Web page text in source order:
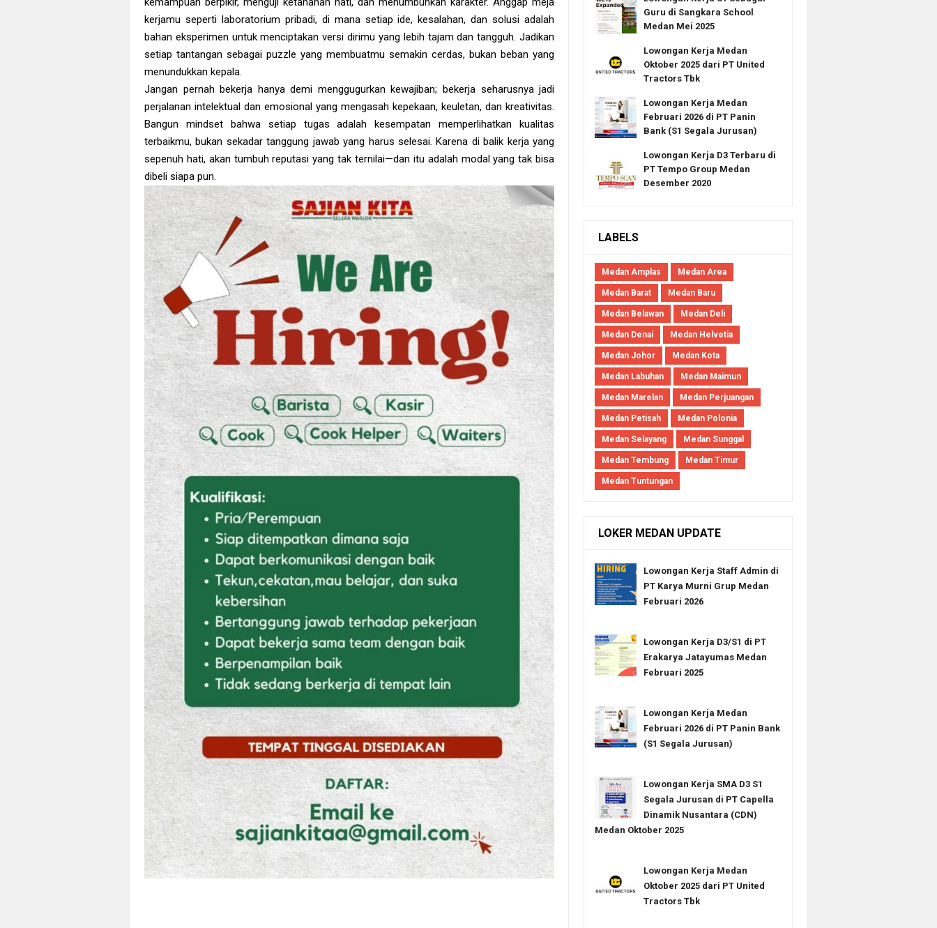
kerjamu seperti laboratorium pribadi, di mana setiap ide, kesalahan, dan solusi adalah
bahan eksperimen untuk menciptakan versi dirimu yang lebih tajam dan tangguh. Jadikan
setiap tantangan sebagai puzzle yang membuatmu semakin cerdas, bukan beban yang
menundukkan kepala.
Jangan pernah bekerja hanya demi menggugurkan kewajiban; bekerja seharusnya jadi
perjalanan intelektual dan emosional yang mengasah kepekaan, keuletan, dan kreativitas.
Bangun mindset bahwa setiap tugas adalah kesempatan memperlihatkan kualitas
terbaikmu, bukan sekadar tanggung jawab yang harus selesai. Karena di balik kerja yang
sepenuh hati, akan tumbuh reputasi yang tak ternilai—dan itu adalah modal yang tak bisa
dibeli siapa pun.
Guru di Sangkara School
Medan Mei 2025
Lowongan Kerja Medan
Oktober 2025 dari PT United
Tractors Tbk
Lowongan Kerja Medan
Februari 2026 di PT Panin
Bank (S1 Segala Jurusan)
Lowongan Kerja D3 Terbaru di
PT Tempo Group Medan
Desember 2020
LABELS
Medan Amplas Medan Area
Medan Barat Medan Baru
Medan Belawan Medan Deli
Medan Denai Medan Helvetia
Medan Johor Medan Kota
Medan Labuhan Medan Maimun
Medan Marelan Medan Perjuangan
Medan Petisah Medan Polonia
Medan Selayang Medan Sunggal
Medan Tembung Medan Timur
Medan Tuntungan
LOKER MEDAN UPDATE
Lowongan Kerja Staff Admin di
PT Karya Murni Grup Medan
Februari 2026
Lowongan Kerja D3/S1 di PT
Erakarya Jatayumas Medan
Februari 2025
Lowongan Kerja Medan
Februari 2026 di PT Panin Bank
(S1 Segala Jurusan)
Lowongan Kerja SMA D3 S1
Segala Jurusan di PT Capella
Dinamik Nusantara (CDN)
Medan Oktober 2025
Lowongan Kerja Medan
Oktober 2025 dari PT United
Tractors Tbk